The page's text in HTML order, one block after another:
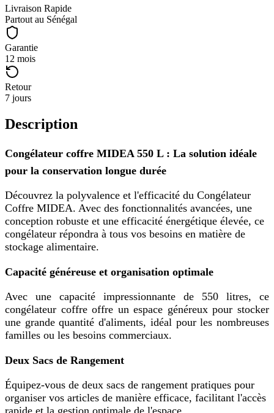
Livraison Rapide
Partout au Sénégal
Garantie
12 mois
Retour
7 jours
Description
Congélateur coffre MIDEA 550 L : La solution idéale
pour la conservation longue durée
Découvrez la polyvalence et l'efficacité du Congélateur
Coffre MIDEA. Avec des fonctionnalités avancées, une
conception robuste et une efficacité énergétique élevée, ce
congélateur répondra à tous vos besoins en matière de
stockage alimentaire.
Capacité généreuse et organisation optimale
Avec une capacité impressionnante de 550 litres, ce
congélateur coffre offre un espace généreux pour stocker
une grande quantité d'aliments, idéal pour les nombreuses
familles ou les besoins commerciaux.
Deux Sacs de Rangement
Équipez-vous de deux sacs de rangement pratiques pour
organiser vos articles de manière efficace, facilitant l'accès
rapide et la gestion optimale de l'espace.